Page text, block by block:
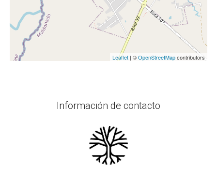
Leaflet | ©OpenStreetMapcontributors
Información de contacto